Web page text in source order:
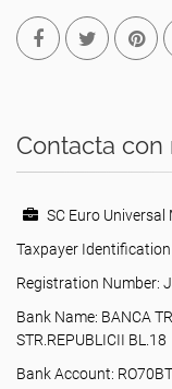
Contacta con
SC Euro Universal
Taxpayer
Registration Number:
Bank Name: BANCA
STR.REPUBLICII BL.18
Bank Account: